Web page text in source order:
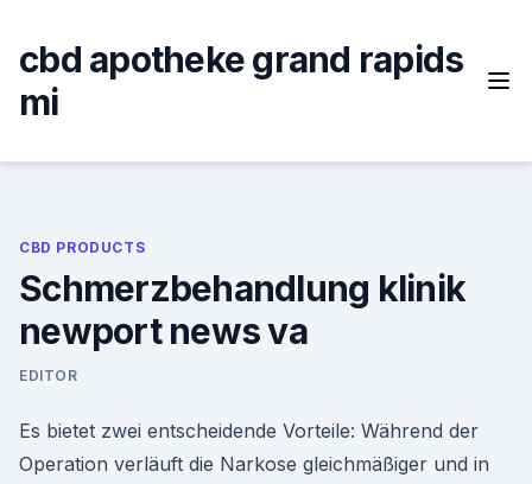
content
cbd apotheke grand rapids
mi
CBD PRODUCTS
Schmerzbehandlung klinik
newport news va
EDITOR
Es bietet zwei entscheidende Vorteile: Während der
Operation verläuft die Narkose gleichmäßiger und in